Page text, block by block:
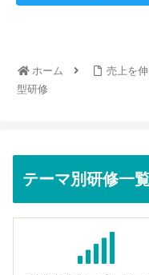
ホーム
売上を
型研修
テーマ別研修一